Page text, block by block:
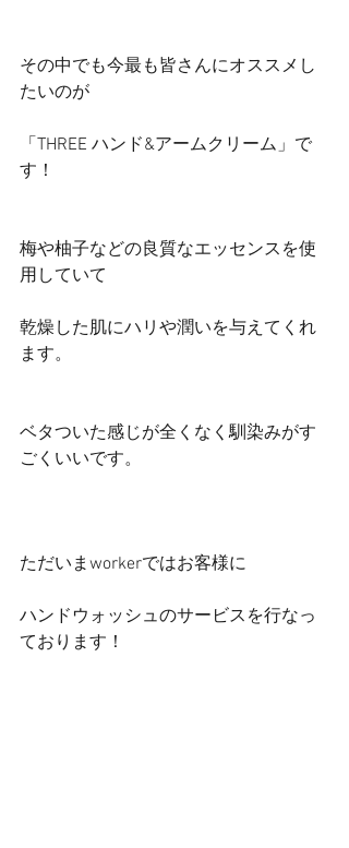
その中でも今最も皆さんにオススメし
たいのが
「THREE ハンド&アームクリーム」で
す！
梅や柚子などの良質なエッセンスを使
用していて
乾燥した肌にハリや潤いを与えてくれ
ます。
ベタついた感じが全くなく馴染みがす
ごくいいです。
ただいまworkerではお客様に
ハンドウォッシュのサービスを行なっ
ております！